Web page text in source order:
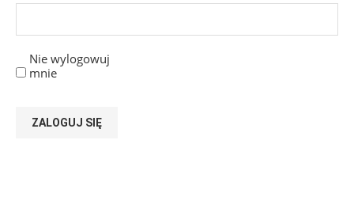
Nie wylogowuj
mnie
ZALOGUJ SIĘ